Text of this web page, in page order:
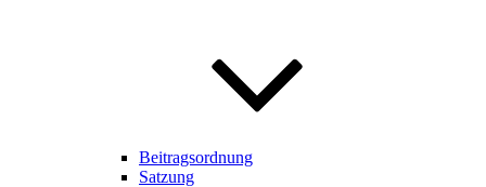
Beitragsordnung
Satzung